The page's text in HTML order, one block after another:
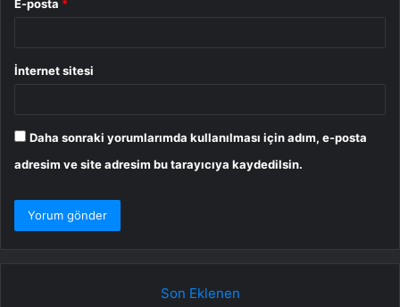
E-posta *
İnternet sitesi
Daha sonraki yorumlarımda kullanılması için adım, e-posta
adresim ve site adresim bu tarayıcıya kaydedilsin.
Son Eklenen